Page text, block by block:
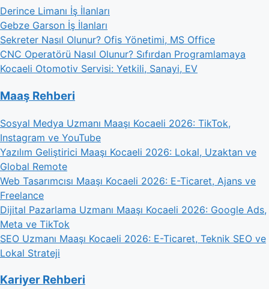
Derince Limanı İş İlanları
Gebze Garson İş İlanları
Sekreter Nasıl Olunur? Ofis Yönetimi, MS Office
CNC Operatörü Nasıl Olunur? Sıfırdan Programlamaya
Kocaeli Otomotiv Servisi: Yetkili, Sanayi, EV
Maaş Rehberi
Sosyal Medya Uzmanı Maaşı Kocaeli 2026: TikTok,
Instagram ve YouTube
Yazılım Geliştirici Maaşı Kocaeli 2026: Lokal, Uzaktan ve
Global Remote
Web Tasarımcısı Maaşı Kocaeli 2026: E-Ticaret, Ajans ve
Freelance
Dijital Pazarlama Uzmanı Maaşı Kocaeli 2026: Google Ads,
Meta ve TikTok
SEO Uzmanı Maaşı Kocaeli 2026: E-Ticaret, Teknik SEO ve
Lokal Strateji
Kariyer Rehberi